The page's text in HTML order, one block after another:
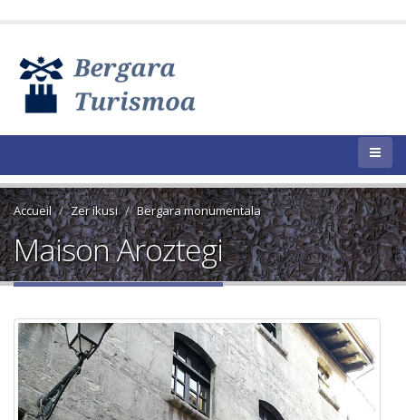
Accueil Zer ikusi Bergara monumentala
Maison Aroztegi